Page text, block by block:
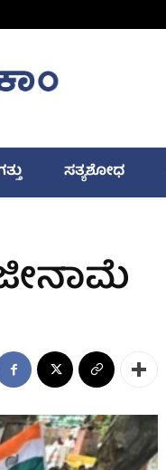
ಸತ್ಯಶೋಧ